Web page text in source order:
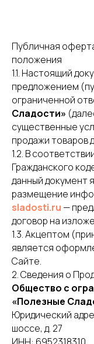
Публичная
положения
1.1. Настоящий
предложением
ограниченной
Сладости»
существенные
продажи товаров
1.2. В
Гражданского
данный документ
размещение
sladosti.ru —
договор на
1.3. Акцептом
является
Сайте.
2. Сведения о
Общество с
«Полезные
Юридический
шоссе, д. 27